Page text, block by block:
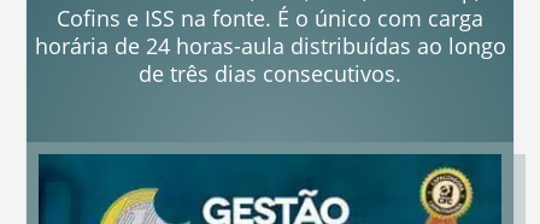
Cofins e ISS na fonte. É o único com carga
horária de 24 horas-aula distribuídas ao longo
de três dias consecutivos.